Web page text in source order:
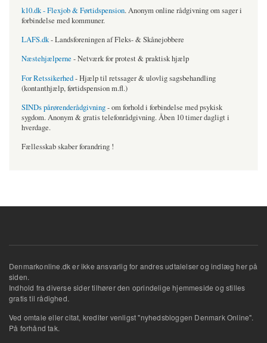
k10.dk - Flexjob & Førtidspension. Anonym online rådgivning om sager i
forbindelse med kommuner.
LAFS.dk- Landsforeningen af Fleks- & Skånejobbere
Næstehjælperne - Netværk for protest & praktisk hjælp
For Retssikerhed- Hjælp til retssager & ulovlig sagsbehandling
(kontanthjælp, førtidspension m.fl.)
SINDs pårørenderådgivning- om forhold i forbindelse med psykisk
sygdom. Anonym & gratis telefonrådgivning. Åben 10 timer dagligt i
hverdage.
Fællesskab skaber forandring !
Denmarkonline.dk er ikke ansvarlig for andres udtalelser og indlæg her på
siden.
Indhold fra diverse sider tilhører den oprindelige hjemmeside og stilles
gratis til rådighed.
Ved omtale eller citat, krediter venligst "nyhedsbloggen Denmark Online".
På forhånd tak.